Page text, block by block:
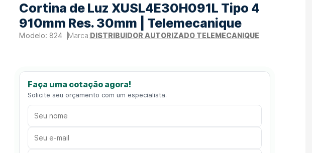
Cortina de Luz XUSL4E30H091L Tipo 4
910mm Res. 30mm | Telemecanique
824 DISTRIBUIDOR AUTORIZADO TELEMECANIQUE
Faça uma cotação agora!
Solicite seu orçamento com um especialista.